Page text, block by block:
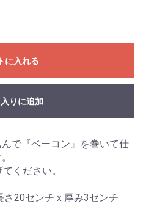
に入れる
りに追加
んで『ベーコン』を巻いて仕
ください。
20センチｘ厚み3センチ